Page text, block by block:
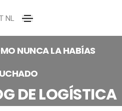
NUNCA LA HABÍAS
DE LOGÍSTICA